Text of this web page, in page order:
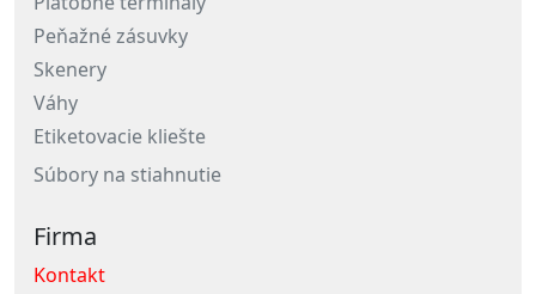
Peňažné zásuvky
Skenery
Váhy
Etiketovacie kliešte
Súbory na stiahnutie
Firma
Kontakt